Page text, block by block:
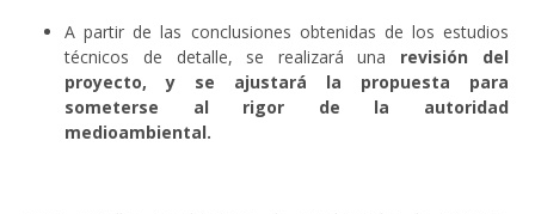
A partir de las conclusiones obtenidas de los estudios
técnicos de detalle, se realizará una revisión del
proyecto, y se ajustará la propuesta para
someterse al rigor de la autoridad
medioambiental.